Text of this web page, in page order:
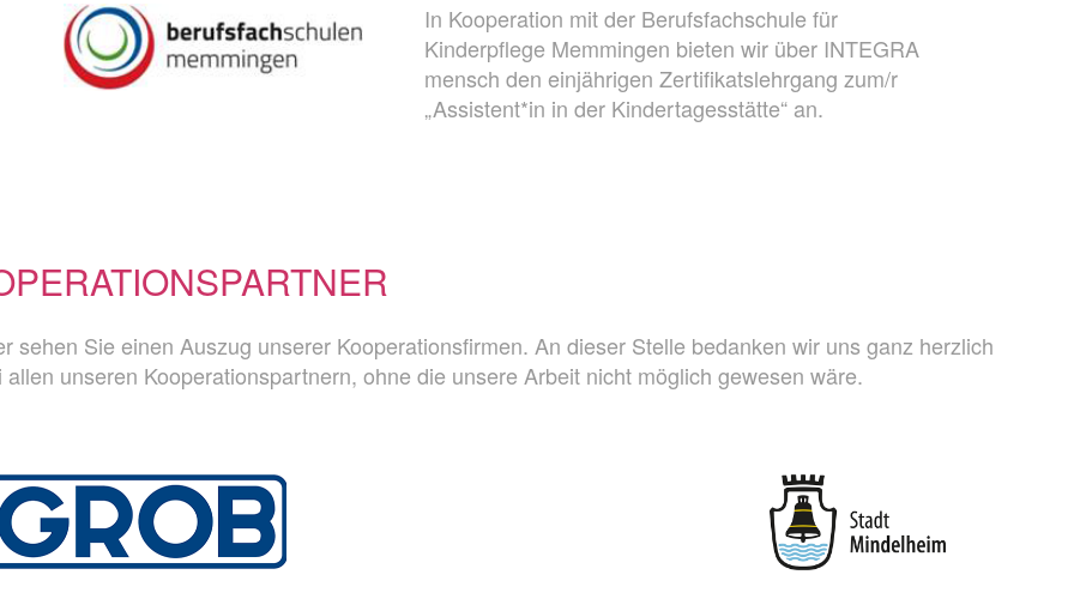
In Kooperation mit der Berufsfachschule für
Kinderpflege Memmingen bieten wir über INTEGRA
mensch den einjährigen Zertifikatslehrgang zum/r
„Assistent*in in der Kindertagesstätte“ an.
sehen Sie einen Auszug unserer Kooperationsfirmen. An dieser Stelle bedanken wir uns ganz herzlich
allen unseren Kooperationspartnern, ohne die unsere Arbeit nicht möglich gewesen wäre.